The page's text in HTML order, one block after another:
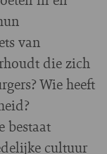
van
die zich
Wie heeft
bestaat
cultuur